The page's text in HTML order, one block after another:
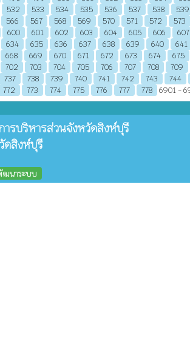
532 533 534 535 536 537 538
539
566 567 568 569 570 571 572
573
600 601 602 603 604 605 606
607
634 635 636 637 638 639 640
641
668 669 670 671 672 673 674
675
702 703 704 705 706 707 708
709
737 738 739 740 741 742 743
744
772 773 774 775 776 777 778 6901 -
ารบริหารส่วนจังหวัดสิงห์บุรี
ดสิงห์บุรี
นาระบบ